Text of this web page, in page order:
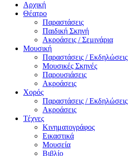
Αρχική
Θέατρο
Παραστάσεις
Παιδική Σκηνή
Ακροάσεις / Σεμινάρια
Μουσική
Παραστάσεις / Εκδηλώσεις
Μουσικές Σκηνές
Παρουσιάσεις
Ακροάσεις
Χορός
Παραστάσεις / Εκδηλώσεις
Ακροάσεις
Τέχνες
Κινηματογράφος
Εικαστικά
Μουσεία
Βιβλίο